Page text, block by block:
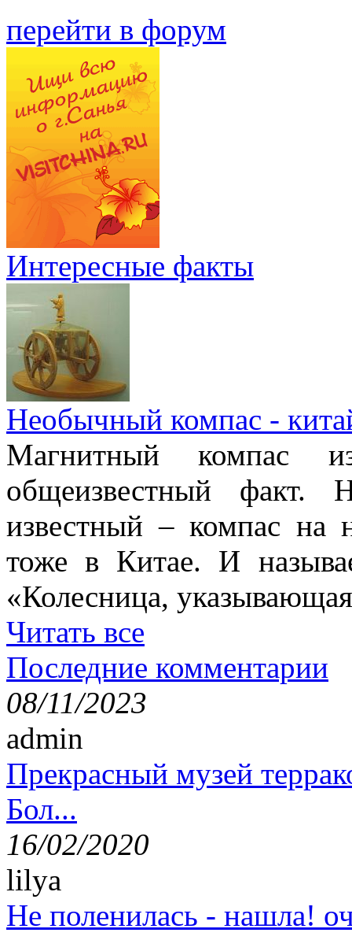
перейти в форум
Интересные факты
Необычный компас -
Магнитный компас
общеизвестный факт.
известный – компас на
тоже в Китае. И
«Колесница,
Читать все
Последние комментарии
08/11/2023
admin
Прекрасный музей
Бол...
16/02/2020
lilya
Не поленилась - нашла!